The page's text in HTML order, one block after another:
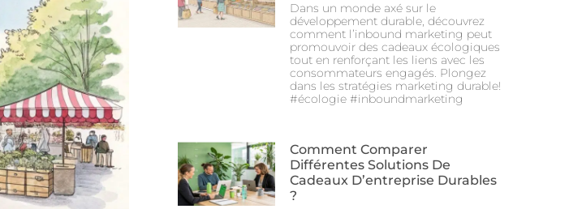
Dans un monde axé sur le
développement durable, découvrez
comment l’inbound marketing peut
promouvoir des cadeaux écologiques
tout en renforçant les liens avec les
consommateurs engagés. Plongez
dans les stratégies marketing durable!
#écologie #inboundmarketing
Comment Comparer
Différentes Solutions De
Cadeaux D’entreprise Durables
?